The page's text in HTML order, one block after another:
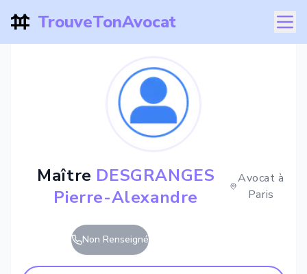
TrouveTonAvocat
Maître DESGRANGES
Pierre-Alexandre
Avocat à
Paris
Non Renseigné